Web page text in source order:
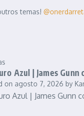
temas!
Azul | James
on agosto 7, 2026 by
Azul | James Gunn